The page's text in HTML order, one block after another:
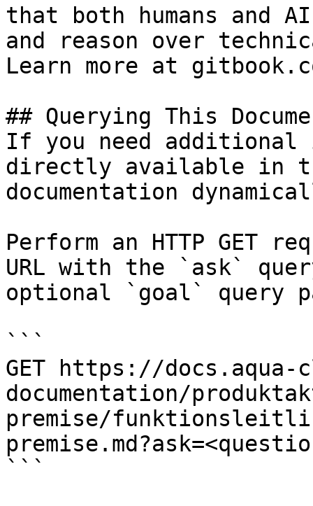
that both humans and
and reason over
Learn more at
## Querying This
If you need
directly available in
documentation
Perform an HTTP GET
URL with the `ask`
optional `goal` query
```
GET https://docs.aqua-
documentation/
premise/
```